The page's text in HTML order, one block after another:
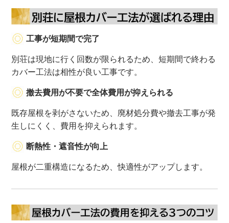
工事が短期間で完了
別荘は現地に行く回数が限られるため、短期間で終わる
カバー工法は相性が良い工事です。
撤去費用が不要で全体費用が抑えられる
既存屋根を剥がさないため、廃材処分費や撤去工事が発
生しにくく、費用を抑えられます。
断熱性・遮音性が向上
屋根が二重構造になるため、快適性がアップします。